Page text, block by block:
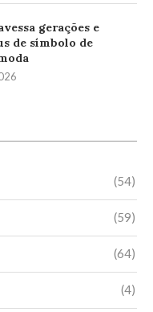
gerações e
de símbolo de
(54)
(59)
(64)
(4)